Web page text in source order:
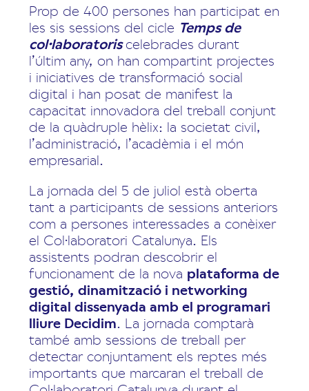
Prop de 400 persones han participat en
les sis sessions del cicle Temps de
col·laboratoris celebrades durant
l’últim any, on han compartint projectes
i iniciatives de transformació social
digital i han posat de manifest la
capacitat innovadora del treball conjunt
de la quàdruple hèlix: la societat civil,
l’administració, l’acadèmia i el món
empresarial.
La jornada del 5 de juliol està oberta
tant a participants de sessions anteriors
com a persones interessades a conèixer
el Col·laboratori Catalunya. Els
assistents podran descobrir el
funcionament de la nova plataforma de
gestió, dinamització i networking
digital dissenyada amb el programari
lliure Decidim. La jornada comptarà
també amb sessions de treball per
detectar conjuntament els reptes més
importants que marcaran el treball de